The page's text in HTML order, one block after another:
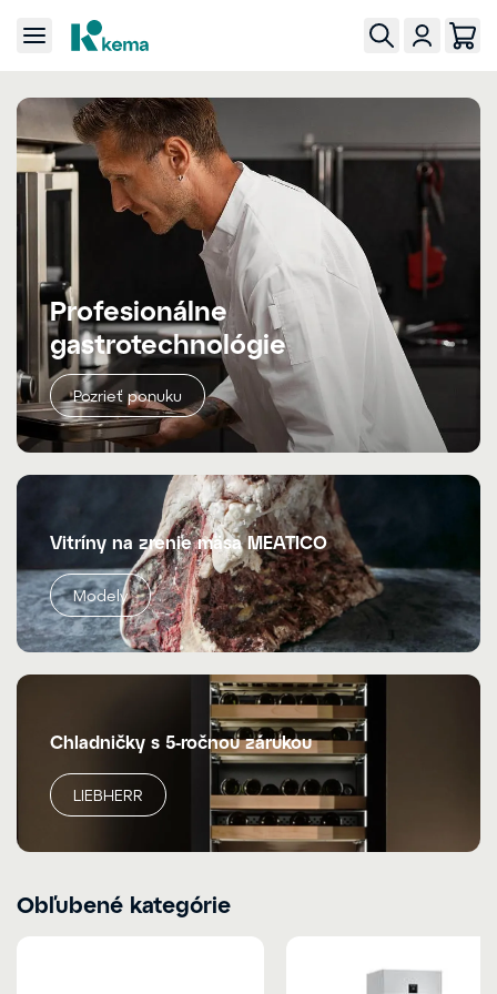
Profesionálne
gastrotechnológie
Pozrieť ponuku
Vitríny na zrenie mäsa MEATICO
Modely
Chladničky s 5-ročnou zárukou
LIEBHERR
Obľubené kategórie